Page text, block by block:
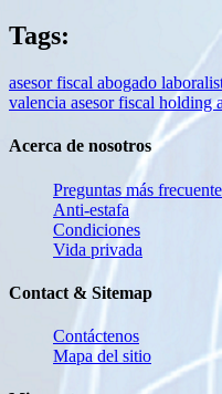
Tags:
asesor fiscal abogado
valencia asesor fiscal holding
Acerca de nosotros
Preguntas más
Anti-estafa
Condiciones
Vida privada
Contact & Sitemap
Contáctenos
Mapa del sitio